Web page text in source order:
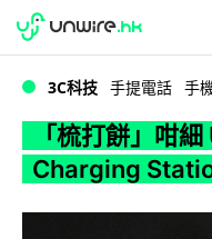
WWDC 2026
3C科技 手提電話 手
「梳打餅」咁
Charging